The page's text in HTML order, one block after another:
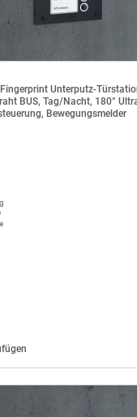
Fingerprint Unterputz-
BUS, Tag/Nacht, 180°
Bewegungsmelder